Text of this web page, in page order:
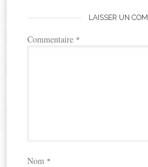
LAISSER UN
Commentaire *
Nom *